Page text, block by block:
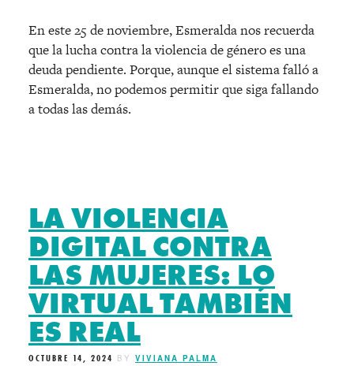
En este 25 de noviembre, Esmeralda nos recuerda
que la lucha contra la violencia de género es una
deuda pendiente. Porque, aunque el sistema falló a
Esmeralda, no podemos permitir que siga fallando
a todas las demás.
LA VIOLENCIA
DIGITAL CONTRA
LAS MUJERES: LO
VIRTUAL TAMBIÉN
ES REAL
OCTUBRE 14, 2024 BY VIVIANA PALMA